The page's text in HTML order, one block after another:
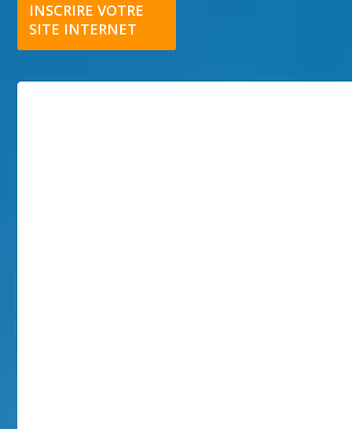
INSCRIRE VOTRE
SITE INTERNET